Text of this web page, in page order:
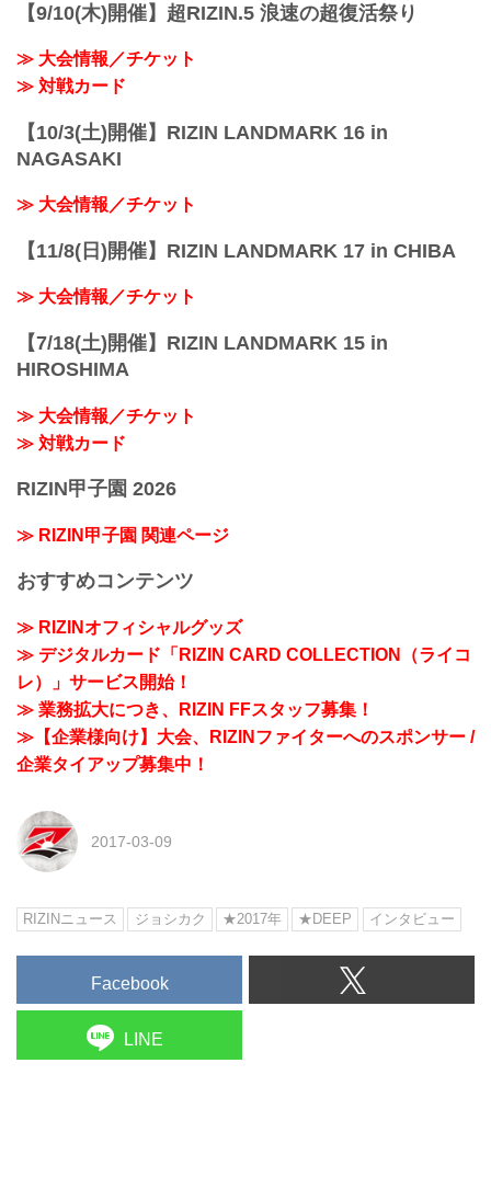
【9/10(木)開催】超RIZIN.5 浪速の超復活祭り
≫ 大会情報／チケット
≫ 対戦カード
【10/3(土)開催】RIZIN LANDMARK 16 in
NAGASAKI
≫ 大会情報／チケット
【11/8(日)開催】RIZIN LANDMARK 17 in CHIBA
≫ 大会情報／チケット
【7/18(土)開催】RIZIN LANDMARK 15 in
HIROSHIMA
≫ 大会情報／チケット
≫ 対戦カード
RIZIN甲子園 2026
≫ RIZIN甲子園 関連ページ
おすすめコンテンツ
≫ RIZINオフィシャルグッズ
≫ デジタルカード「RIZIN CARD COLLECTION（ライコ
レ）」サービス開始！
≫ 業務拡大につき、RIZIN FFスタッフ募集！
≫【企業様向け】大会、RIZINファイターへのスポンサー /
企業タイアップ募集中！
2017-03-09
RIZINニュース ジョシカク ★2017年 ★DEEP インタビュー
Facebook
LINE